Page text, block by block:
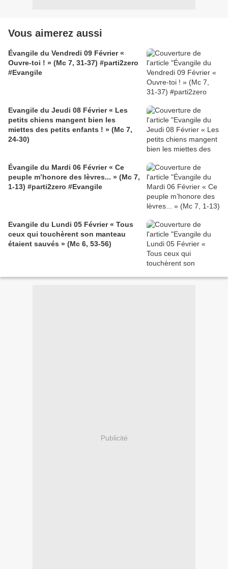
Vous aimerez aussi
Évangile du Vendredi 09 Février «
Ouvre-toi ! » (Mc 7, 31-37) #parti2zero
#Evangile
Evangile du Jeudi 08 Février « Les
petits chiens mangent bien les
miettes des petits enfants ! » (Mc 7,
24-30)
Évangile du Mardi 06 Février « Ce
peuple m’honore des lèvres... » (Mc 7,
1-13) #parti2zero #Evangile
Evangile du Lundi 05 Février « Tous
ceux qui touchèrent son manteau
étaient sauvés » (Mc 6, 53-56)
Publicité